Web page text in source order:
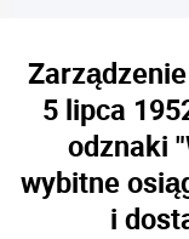
5 lipca
odznaki
wybitne
i